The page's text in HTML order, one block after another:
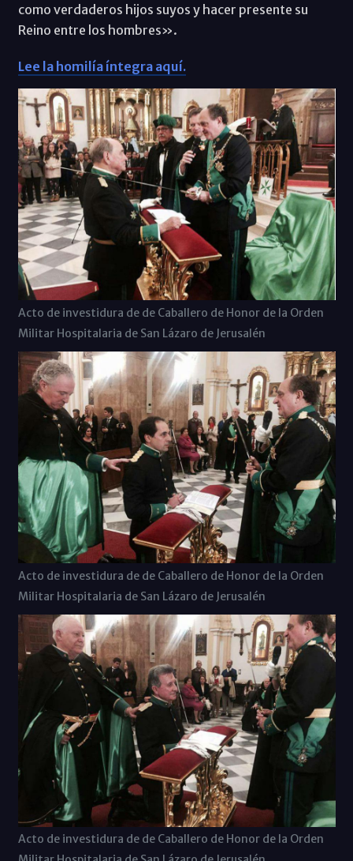
como verdaderos hijos suyos y hacer presente su
Reino entre los hombres».
Lee la homilía íntegra aquí.
Acto de investidura de de Caballero de Honor de la Orden
Militar Hospitalaria de San Lázaro de Jerusalén
Acto de investidura de de Caballero de Honor de la Orden
Militar Hospitalaria de San Lázaro de Jerusalén
Acto de investidura de de Caballero de Honor de la Orden